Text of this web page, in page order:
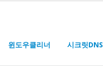
윈도우클리너 시크릿DNS